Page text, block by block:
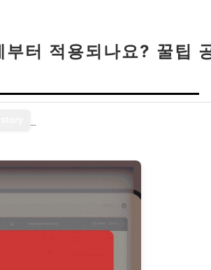
터 적용되나요? 꿀팁